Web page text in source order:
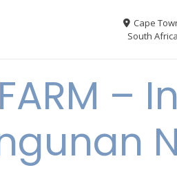
Cape
South Africa
–